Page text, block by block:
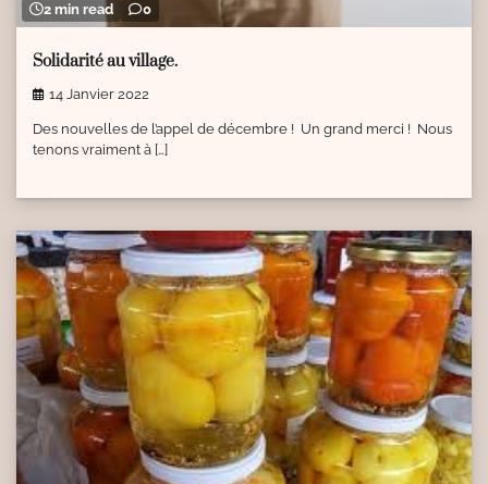
2 min read 0
Solidarité au village.
14 Janvier 2022
Des nouvelles de l’appel de décembre ! Un grand merci ! Nous
tenons vraiment à […]